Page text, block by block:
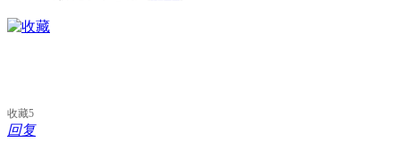
收藏5
回复